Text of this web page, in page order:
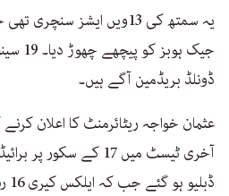
یہ سمتھ کی 13ویں ایشز
جیک
ڈونلڈ بریڈمین آگے ہیں۔
آخری ٹیسٹ میں 17 کے